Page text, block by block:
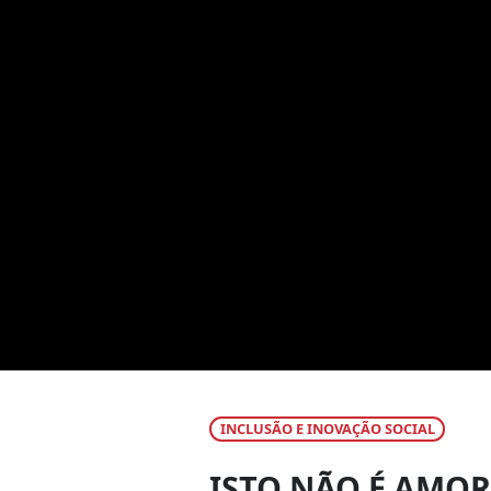
INCLUSÃO E INOVAÇÃO SOCIAL